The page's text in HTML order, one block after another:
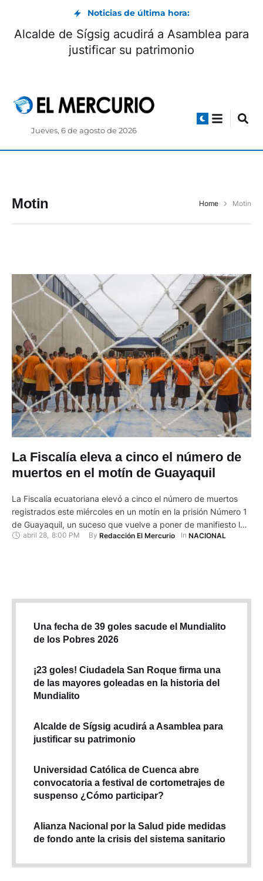
Noticias de última hora:
Alcalde de Sígsig acudirá a Asamblea para
justificar su patrimonio
Jueves, 6 de agosto de 2026
Motin Home Motin
La Fiscalía eleva a cinco el número de
muertos en el motín de Guayaquil
La Fiscalía ecuatoriana elevó a cinco el número de muertos
registrados este miércoles en un motín en la prisión Número 1
de Guayaquil, un suceso que vuelve a poner de manifiesto la
vulnerabilidad del sistema de prisiones en el país andino. Al
abril 28, 8:00 PM By Redacción El Mercurio In NACIONAL
Una fecha de 39 goles sacude el Mundialito
de los Pobres 2026
¡23 goles! Ciudadela San Roque firma una
de las mayores goleadas en la historia del
Mundialito
Alcalde de Sígsig acudirá a Asamblea para
justificar su patrimonio
Universidad Católica de Cuenca abre
convocatoria a festival de cortometrajes de
suspenso ¿Cómo participar?
Alianza Nacional por la Salud pide medidas
de fondo ante la crisis del sistema sanitario